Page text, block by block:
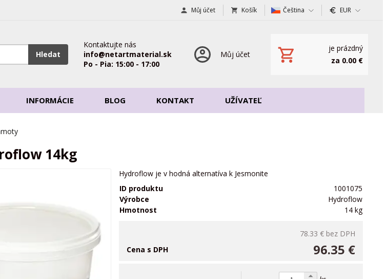
Můj účet Košík Čeština EUR
Hledat
Kontaktujte nás
info@netartmaterial.sk
Po - Pia: 15:00 - 17:00
Můj účet
je prázdný
za 0.00 €
INFORMÁCIE BLOG KONTAKT UŽÍVATEĽ
14kg
Hydroflow je v hodná alternatíva k Jesmonite
ID produktu
1001075
Výrobce
Hydroflow
Hmotnost
14 kg
78.33 € bez DPH
96.35 €
Cena s DPH